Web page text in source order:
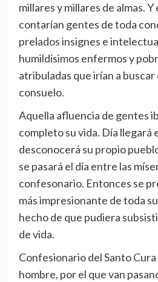
millares y millares de almas.
contarían gentes de toda
prelados insignes e
humildísimos enfermos y
atribuladas que irían a buscar
consuelo.
Aquella afluencia de gentes
completo su vida. Día llegará
desconocerá su propio
se pasará el día entre las
confesonario. Entonces se
más impresionante de toda
hecho de que pudiera
de vida.
Confesionario del Santo
hombre, por el que van